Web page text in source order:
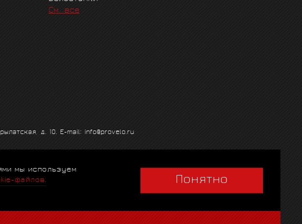
См. все
д. 10. E-mail: info@provelo.ru
| Гарантии Политика использования cookies
мы используем
файлов.
Понятно